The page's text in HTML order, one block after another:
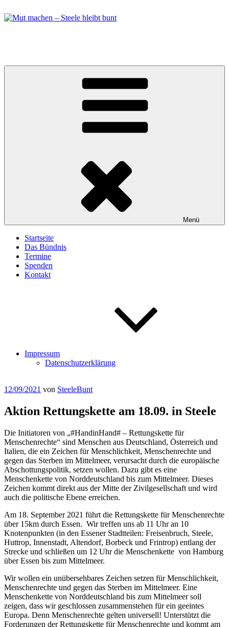
Inhalt
Menü
Startseite
Das Bündnis
Termine
Spenden
Kontakt
Impressum
Datenschutzerklärung
Veröffentlicht
12/09/2021 von SteeleBunt
Aktion Rettungskette am 18.09. in Steele
Die Initiatoren von „#HandinHand# – Rettungskette für
Menschenrechte“ sind Menschen aus Deutschland, Österreich und
Italien, die ein Zeichen für Menschlichkeit, Menschenrechte und
gegen das Sterben im Mittelmeer, verursacht durch die europäische
Abschottungspolitik, setzen wollen. Dazu gibt es eine
Menschenkette von Norddeutschland bis zum Mittelmeer. Dieses
Zeichen kommt direkt aus der Mitte der Zivilgesellschaft und wird
auch die politische Ebene erreichen.
Am 18. September 2021 führt die Rettungskette für Menschenrechte
über 15km durch Essen. Wir treffen uns ab 11 Uhr an 10
Knotenpunkten (in den Essener Stadtteilen: Freisenbruch, Steele,
Huttrop, Innenstadt, Altendorf, Borbeck und Frintrop) entlang der
Strecke und schließen um 12 Uhr die Menschenkette von Hamburg
über Essen bis zum Mittelmeer.
Wir wollen ein unübersehbares Zeichen setzen für Menschlichkeit,
Menschenrechte und gegen das Sterben im Mittelmeer. Eine
Menschenkette von Norddeutschland bis zum Mittelmeer soll
zeigen, dass wir geschlossen zusammenstehen für ein geeintes
Europa. Denn Menschenrechte gelten universell! Unterstützt die
Forderungen der Rettungskette für Menschenrechte und kommt am